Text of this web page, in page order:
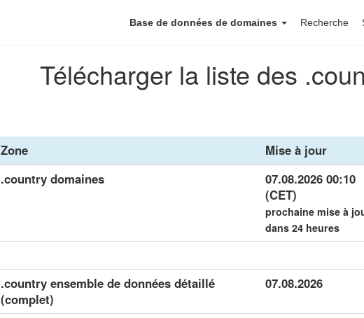
Base de données de domaines Recherche
Télécharger la liste des
Zone Mise à jour
.country domaines
07.08.2026 00:10
(CET)
prochaine mise à
dans 24 heures
.country ensemble de données détaillé
(complet)
07.08.2026